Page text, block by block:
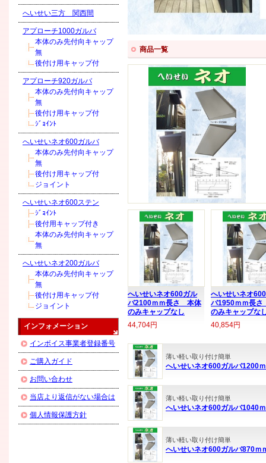
へいせい三方 関西間
アプローチ1000ガルバ
本体のみ先付向キャップ
無
後付け用キャップ付
アプローチ920ガルバ
本体のみ先付向キャップ
無
後付け用キャップ付
ｼﾞｮｲﾝﾄ
へいせいネオ600ガルバ
本体のみ先付向キャップ
無
後付け用キャップ付
ジョイント
へいせいネオ600ステン
ｼﾞｮｲﾝﾄ
後付用キャップ付き
本体のみ先付向キャップ
無
へいせいネオ200ガルバ
本体のみ先付向キャップ
無
後付け用キャップ付
ジョイント
インフォメーション
インボイス事業者登録番号
ご購入ガイド
お問い合わせ
当店より返信がない場合は
個人情報保護方針
商品一覧
へいせいネオ600ガル
バ2100ｍｍ長さ 本体
のみキャップなし
44,704円
へいせいネオ
バ1950ｍｍ長
のみキャップな
40,854円
薄い軽い取り付け簡単
へいせいネオ600ガルバ1200
薄い軽い取り付け簡単
へいせいネオ600ガルバ1040
薄い軽い取り付け簡単
へいせいネオ600ガルバ870